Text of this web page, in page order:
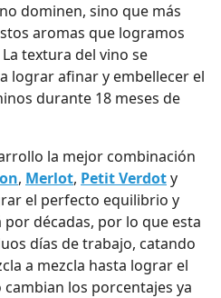
dominen, sino que más
aromas que logramos
textura del vino se
lograr afinar y embellecer el
durante 18 meses de
la mejor combinación
, Merlot, Petit Verdoty
el perfecto equilibrio y
décadas, por lo que esta
días de trabajo, catando
a mezcla hasta lograr el
los porcentajes ya